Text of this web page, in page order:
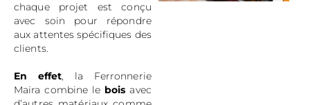
chaque projet est conçu
avec soin pour répondre
aux attentes spécifiques des
clients.
En effet, la Ferronnerie
Maira combine le bois avec